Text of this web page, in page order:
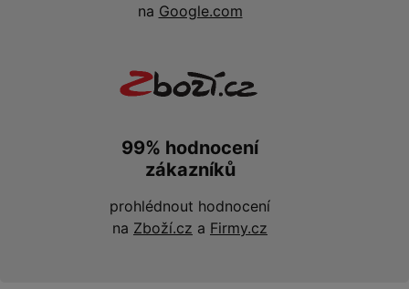
na Google.com
99% hodnocení
zákazníků
prohlédnout hodnocení
na Zboží.cz a Firmy.cz